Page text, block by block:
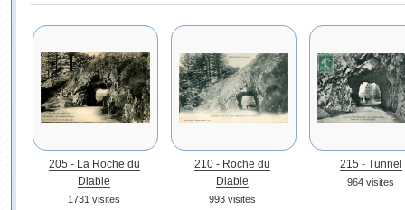
205 - La Roche du
Diable
1731 visites
210 - Roche du
Diable
993 visites
215 - Tunnel
964 visites